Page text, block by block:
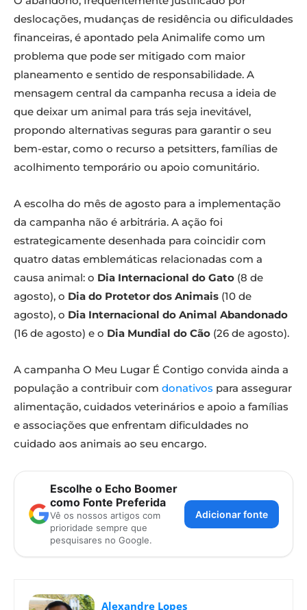
deslocações, mudanças de residência ou dificuldades
financeiras, é apontado pela Animalife como um
problema que pode ser mitigado com maior
planeamento e sentido de responsabilidade. A
mensagem central da campanha recusa a ideia de
que deixar um animal para trás seja inevitável,
propondo alternativas seguras para garantir o seu
bem-estar, como o recurso a petsitters, famílias de
acolhimento temporário ou apoio comunitário.
A escolha do mês de agosto para a implementação
da campanha não é arbitrária. A ação foi
estrategicamente desenhada para coincidir com
quatro datas emblemáticas relacionadas com a
causa animal: o Dia Internacional do Gato (8 de
agosto), o Dia do Protetor dos Animais (10 de
agosto), o Dia Internacional do Animal Abandonado
(16 de agosto) e o Dia Mundial do Cão (26 de agosto).
A campanha O Meu Lugar É Contigo convida ainda a
população a contribuir com donativos para assegurar
alimentação, cuidados veterinários e apoio a famílias
e associações que enfrentam dificuldades no
cuidado aos animais ao seu encargo.
Escolhe o Echo Boomer
como Fonte Preferida
Vê os nossos artigos com
prioridade sempre que
pesquisares no Google.
Adicionar fonte
Alexandre Lopes